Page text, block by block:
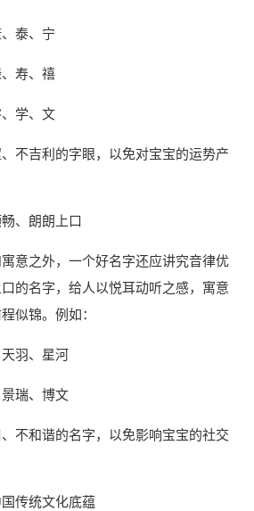
泰、宁
寿、禧
学、文
不吉利的字眼，以免对宝宝的运势产
、朗朗上口
意之外，一个好名字还应讲究音律优
的名字，给人以悦耳动听之感，寓意
似锦。例如：
羽、星河
瑞、博文
不和谐的名字，以免影响宝宝的社交
传统文化底蕴